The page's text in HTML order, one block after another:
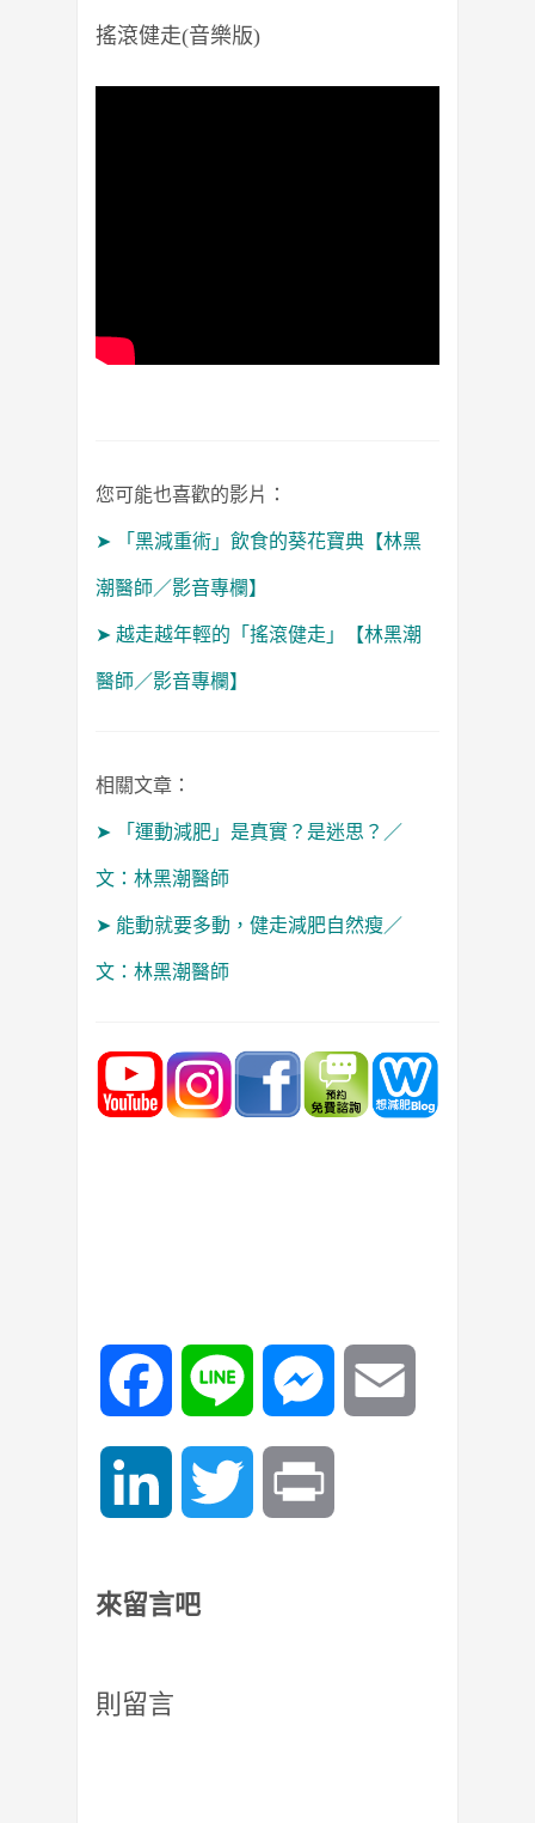
搖滾健走(音樂版)
您可能也喜歡的影片：
➤ 「黑減重術」飲食的葵花寶典【林黑
潮醫師／影音專欄】
➤ 越走越年輕的「搖滾健走」【林黑潮
醫師／影音專欄】
相關文章：
➤ 「運動減肥」是真實？是迷思？／
文：林黑潮醫師
➤ 能動就要多動，健走減肥自然瘦／
文：林黑潮醫師
Facebook Line Messenger
LinkedIn Twitter
來留言吧
則留言